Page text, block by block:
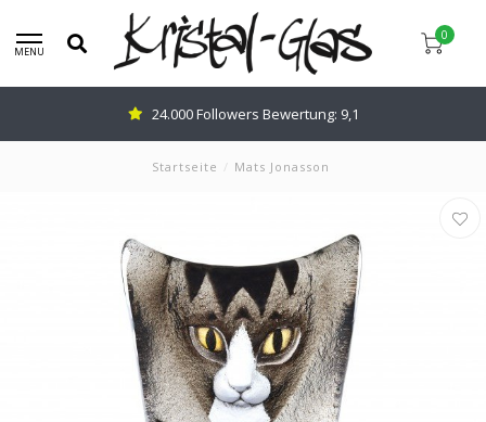
MENU
0
24.000 Followers Bewertung: 9,1
Startseite / Mats Jonasson